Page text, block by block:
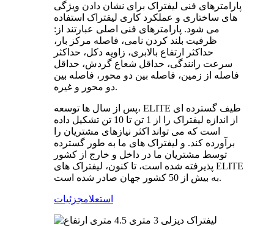
پارامترهای فنی لیفتراک برای نشان دادن ویژگی
های ساختاری و عملکرد کاری لیفتراک استفاده
می شود. پارامترهای فنی اصلی عبارتند از:
ظرفیت بلند کردن نامی، فاصله مرکز بار،
حداکثر ارتفاع بالابری، زاویه دکل، حداکثر
سرعت رانندگی، حداقل شعاع گردش، حداقل
فاصله از زمین، فاصله بین دو محور، فاصله بین
دو محور و غیره.
پس از سال ها توسعه، ELITE طیف گسترده ای
از اندازه لیفتراک را از 1 تن تا 10 تن تشکیل داده
است که می تواند اکثر نیازهای مشتریان را
برآورده کند. و لیفتراک های ما به طور گسترده
توسط مشتریان ما در داخل و خارج از کشور
پذیرفته شده است، تا کنون، لیفتراک های ELITE
به بیش از 50 کشور جهان صادر شده است.
استعلامجزئیات